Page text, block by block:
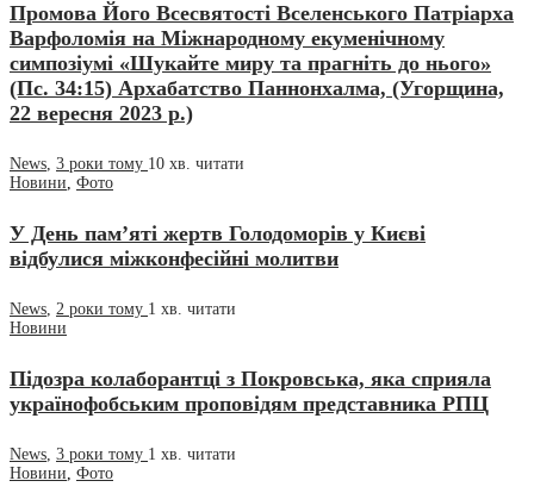
Промова Його Всесвятості Вселенського Патріарха
Варфоломія на Міжнародному екуменічному
симпозіумі «Шукайте миру та прагніть до нього»
(Пс. 34:15) Архабатство Паннонхалма, (Угорщина,
22 вересня 2023 р.)
News, 3 роки тому 10 хв. читати
Новини, Фото
У День пам’яті жертв Голодоморів у Києві
відбулися міжконфесійні молитви
News 2 роки тому 1 хв. читати
Новини
Підозра колаборантці з Покровська, яка сприяла
українофобським проповідям представника РПЦ
News 3 роки тому 1 хв. читати
Новини Фото